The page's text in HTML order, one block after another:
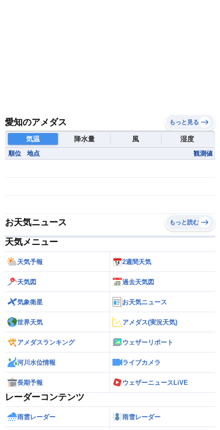
愛知のアメダス もっと見る
気温 降水量 風 湿度
順位 地点 観測値
お天気ニュース もっと読む
天気メニュー
天気予報 2週間天気
天気図 過去天気図
気象衛星 お天気ニュース
世界天気 アメダス(実況天気)
アメダスランキング ウェザーリポート
河川水位情報 ライブカメラ
長期予報 ウェザーニュースLiVE
レーダーコンテンツ
雨雲レーダー 雨雪レーダー